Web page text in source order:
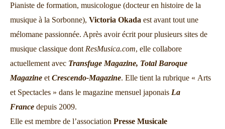
Pianiste de formation, musicologue (docteur en histoire de la
musique à la Sorbonne), Victoria Okada est avant tout une
mélomane passionnée. Après avoir écrit pour plusieurs sites de
musique classique dont ResMusica.com, elle collabore
actuellement avec Transfuge Magazine, Total Baroque
Magazine et Crescendo-Magazine. Elle tient la rubrique « Arts
et Spectacles » dans le magazine mensuel japonais La
France depuis 2009.
Elle est membre de l’association Presse Musicale